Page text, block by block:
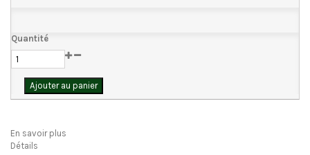
Quantité
Ajouter au panier
En savoir plus
Détails